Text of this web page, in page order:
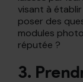
visant à établir
poser des
modules
réputée ?
3.